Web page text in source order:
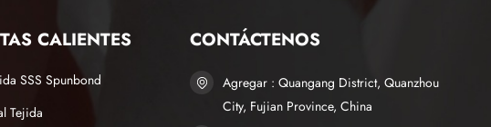
CALIENTES
SSS Spunbond
Tejida
CONTÁCTENOS
Agregar : Quangang District, Quanzhou
City, Fujian Province, China